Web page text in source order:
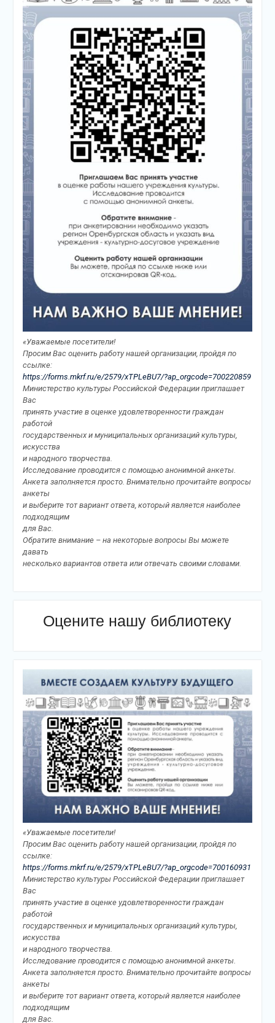
«Уважаемые посетители!
Просим Вас оценить работу нашей организации, пройдя по
ссылке:
https://forms.mkrf.ru/e/2579/xTPLeBU7/?ap_orgcode=700220859
Министерство культуры Российской Федерации приглашает
Вас
принять участие в оценке удовлетворенности граждан
работой
государственных и муниципальных организаций культуры,
искусства
и народного творчества.
Исследование проводится с помощью анонимной анкеты.
Анкета заполняется просто. Внимательно прочитайте вопросы
анкеты
и выберите тот вариант ответа, который является наиболее
подходящим
для Вас.
Обратите внимание – на некоторые вопросы Вы можете
давать
несколько вариантов ответа или отвечать своими словами.
Оцените нашу библиотеку
«Уважаемые посетители!
Просим Вас оценить работу нашей организации, пройдя по
ссылке:
https://forms.mkrf.ru/e/2579/xTPLeBU7/?ap_orgcode=700160931
Министерство культуры Российской Федерации приглашает
Вас
принять участие в оценке удовлетворенности граждан
работой
государственных и муниципальных организаций культуры,
искусства
и народного творчества.
Исследование проводится с помощью анонимной анкеты.
Анкета заполняется просто. Внимательно прочитайте вопросы
анкеты
и выберите тот вариант ответа, который является наиболее
подходящим
для Вас.